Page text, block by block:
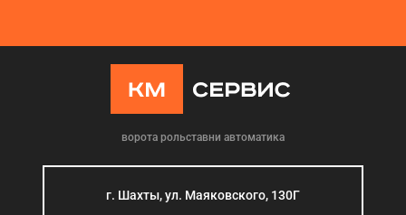
ворота рольставни автоматика
г. Шахты, ул. Маяковского, 130Г